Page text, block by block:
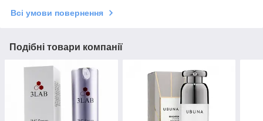
Всі умови повернення
Подібні товари компанії